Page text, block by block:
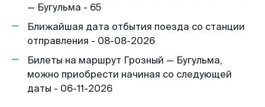
— Бугульма - 65
Ближайшая дата отбытия поезда со станции
отправления - 08-08-2026
Билеты на маршрут Грозный — Бугульма,
можно приобрести начиная со следующей
даты - 06-11-2026